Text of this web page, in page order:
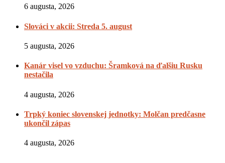
6 augusta, 2026
Slováci v akcii: Streda 5. august
5 augusta, 2026
Kanár visel vo vzduchu: Šramková na ďalšiu Rusku
nestačila
4 augusta, 2026
Trpký koniec slovenskej jednotky: Molčan predčasne
ukončil zápas
4 augusta, 2026